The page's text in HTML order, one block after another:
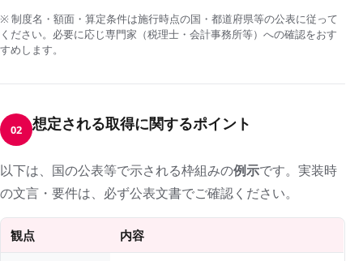
※ 制度名・額面・算定条件は施行時点の国・都道府県等の公表に従って
ください。必要に応じ専門家（税理士・会計事務所等）への確認をおす
すめします。
02 想定される取得に関するポイント
以下は、国の公表等で示される枠組みの例示です。実装時
の文言・要件は、必ず公表文書でご確認ください。
観点 内容